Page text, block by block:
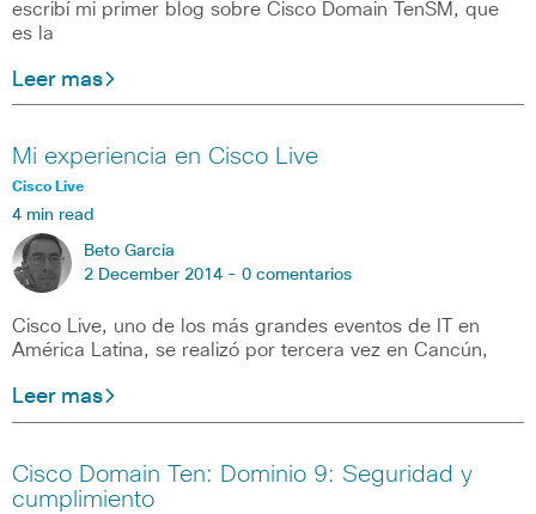
escribí mi primer blog sobre Cisco Domain TenSM, que
es la
Leer mas
Mi experiencia en Cisco Live
Cisco Live
4 min read
Beto Garcia
2 December 2014 - 0 comentarios
Cisco Live, uno de los más grandes eventos de IT en
América Latina, se realizó por tercera vez en Cancún,
Leer mas
Cisco Domain Ten: Dominio 9: Seguridad y
cumplimiento